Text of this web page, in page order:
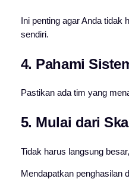
Ini penting agar Anda
sendiri.
4. Pahami
Pastikan ada tim yang
5. Mulai dari
Tidak harus langsung
Mendapatkan penghasilan